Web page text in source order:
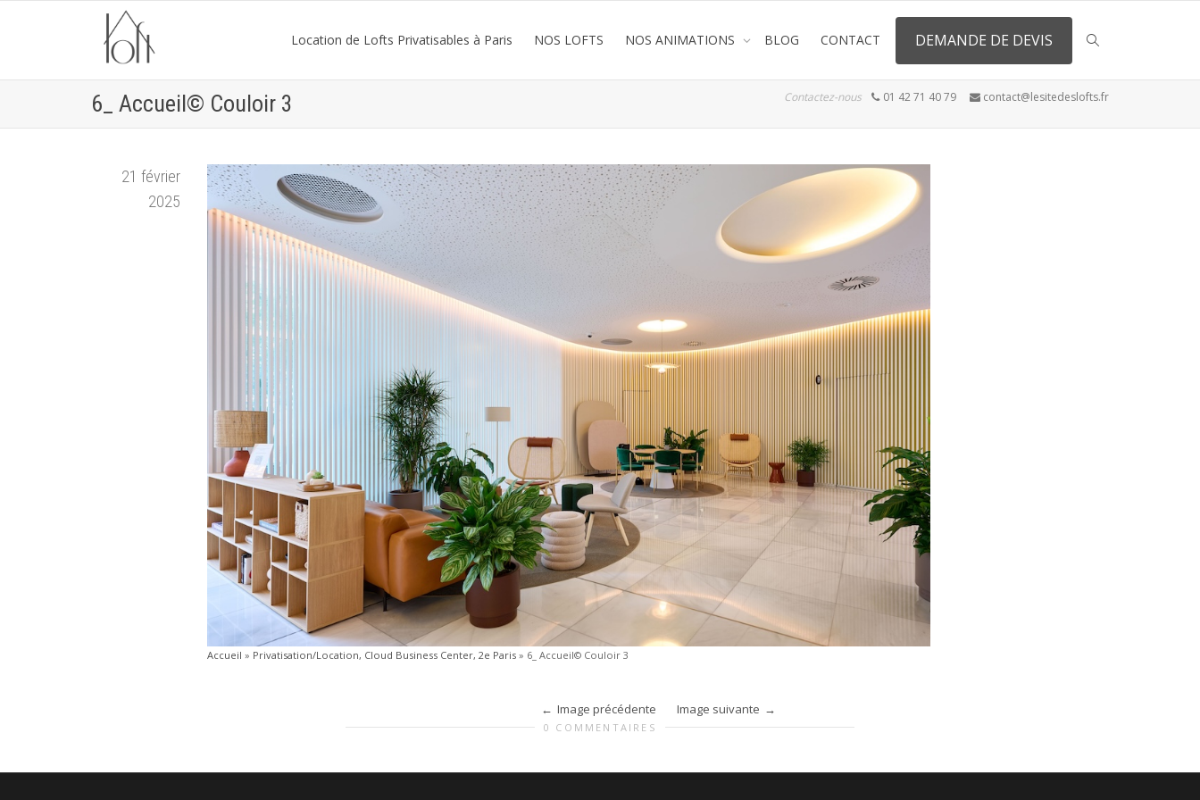
Location de Lofts Privatisables à Paris NOS LOFTS NOS ANIMATIONS BLOG CONTACT DEMANDE DE DEVIS
6_ Accueil© Couloir 3 Contactez-nous 01 42 71 40 79 contact@lesitedeslofts.fr
21 février
2025
Accueil » Privatisation/Location, Cloud Business Center, 2e Paris » 6_ Accueil© Couloir 3
Image précédente Image suivante
0 COMMENTAIRES